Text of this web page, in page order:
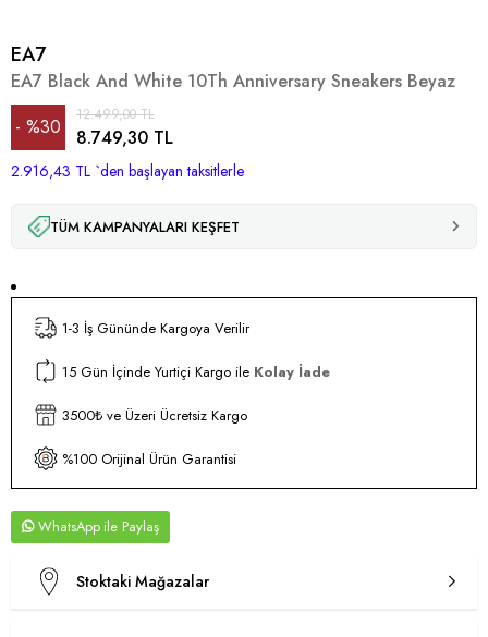
EA7
EA7 Black And White 10Th Anniversary Sneakers Beyaz
%30
İndirim
12.499,00 TL
8.749,30 TL
2.916,43 TL `den başlayan taksitlerle
TÜM KAMPANYALARI KEŞFET
1-3 İş Gününde Kargoya Verilir
15 Gün İçinde Yurtiçi Kargo ile Kolay İade
3500₺ ve Üzeri Ücretsiz Kargo
%100 Orijinal Ürün Garantisi
WhatsApp
Stoktaki Mağazalar